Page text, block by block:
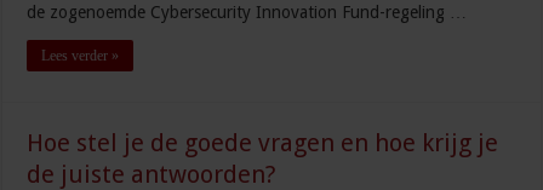
de zogenoemde Cybersecurity Innovation Fund-regeling …
Lees verder »
Hoe stel je de goede vragen en hoe krijg je
de juiste antwoorden?